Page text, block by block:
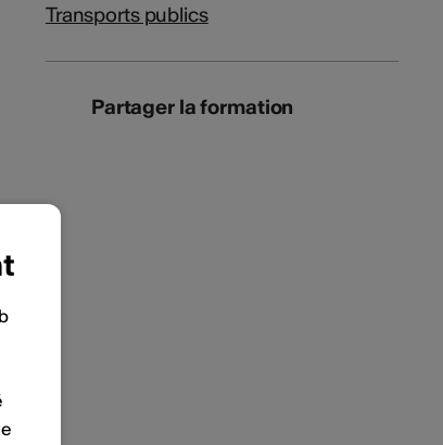
Transports publics
Partager la formation